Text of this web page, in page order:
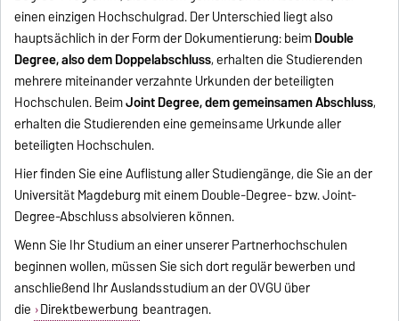
einen einzigen Hochschulgrad. Der Unterschied liegt also
hauptsächlich in der Form der Dokumentierung: beimDouble
Degree, also dem Doppelabschluss, erhalten die Studierenden
mehrere miteinander verzahnte Urkunden der beteiligten
Hochschulen. BeimJoint Degree, dem gemeinsamen Abschluss,
erhalten die Studierenden eine gemeinsame Urkunde aller
beteiligten Hochschulen.
Hier finden Sie eine Auflistung aller Studiengänge, die Sie an der
Universität Magdeburg mit einem Double-Degree- bzw. Joint-
Degree-Abschluss absolvieren können.
Wenn Sie Ihr Studium an einer unserer Partnerhochschulen
beginnen wollen, müssen Sie sich dort regulär bewerben und
anschließend Ihr Auslandsstudium an der OVGU über
die Direktbewerbung beantragen.